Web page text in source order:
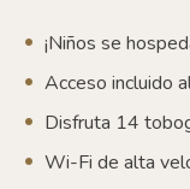
¡Niños se
Acceso incluido
Disfruta 14
Wi-Fi de alta